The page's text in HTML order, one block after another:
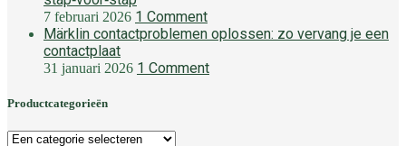
7 februari 2026 1 Comment
Märklin contactproblemen oplossen: zo vervang je een
contactplaat
31 januari 2026 1 Comment
Productcategorieën